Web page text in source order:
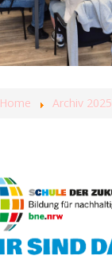
Home Archiv 2025